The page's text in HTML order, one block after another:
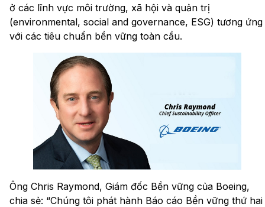
ở các lĩnh vực môi trường, xã hội và quản trị
(environmental, social and governance, ESG) tương ứng
với các tiêu chuẩn bền vững toàn cầu.
Ông Chris Raymond, Giám đốc Bền vững của Boeing,
chia sẻ: “Chúng tôi phát hành Báo cáo Bền vững thứ hai